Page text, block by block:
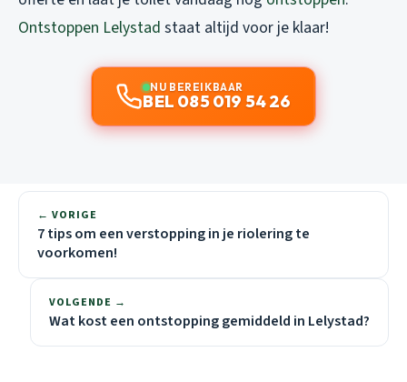
Ontstoppen Lelystad staat altijd voor je klaar!
NU BEREIKBAAR
BEL 085 019 54 26
← VORIGE
7 tips om een verstopping in je riolering te
voorkomen!
VOLGENDE →
Wat kost een ontstopping gemiddeld in Lelystad?